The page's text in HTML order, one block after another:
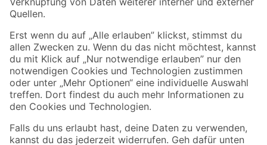
Sicher einkaufen
Jetzt die toom-App herunterladen
Alle Preisangaben in EUR inkl. gesetzl. MwSt.. Die dargestellten Angebote sind unter